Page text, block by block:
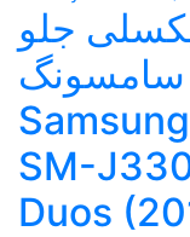
5 مگاپیکسلی جلو
سامسونگ
گلکسی جی تری Samsung
SM-
Duos